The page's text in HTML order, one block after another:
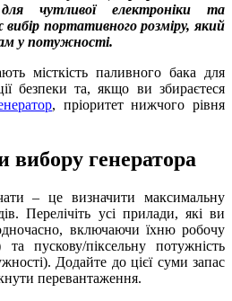
чутливої ​​електроніки та
портативного розміру, який
у потужності.
місткість паливного бака для
безпеки та, якщо ви збираєтеся
, пріоритет нижчого рівня
вибору генератора
– це визначити максимальну
Перелічіть усі прилади, які ви
включаючи їхню робочу
та пускову/піксельну потужність
Додайте до цієї суми запас
перевантаження.